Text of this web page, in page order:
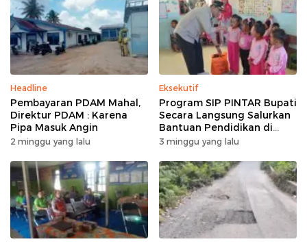
Headline
Pembayaran PDAM Mahal,
Direktur PDAM : Karena
Pipa Masuk Angin
2 minggu yang lalu
Eksekutif
Program SIP PINTAR Bupati
Secara Langsung Salurkan
Bantuan Pendidikan di
Desa Mampuak ll
3 minggu yang lalu